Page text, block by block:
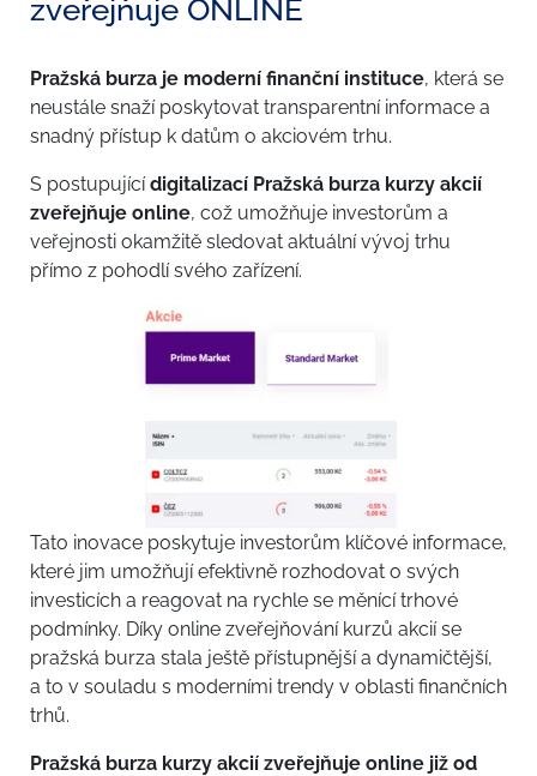
zveřejňuje ONLINE
Pražská burza je moderní finanční instituce, která se
neustále snaží poskytovat transparentní informace a
snadný přístup k datům o akciovém trhu.
S postupujícídigitalizací Pražská burza kurzy akcií
zveřejňuje online, což umožňuje investorům a
veřejnosti okamžitě sledovat aktuální vývoj trhu
přímo z pohodlí svého zařízení.
Tato inovace poskytuje investorům klíčové informace,
které jim umožňují efektivně rozhodovat o svých
investicích a reagovat na rychle se měnící trhové
podmínky. Díky online zveřejňování kurzů akcií se
pražská burza stala ještě přístupnější a dynamičtější,
a to v souladu s moderními trendy v oblasti finančních
trhů.
Pražská burza kurzy akcií zveřejňuje online již od